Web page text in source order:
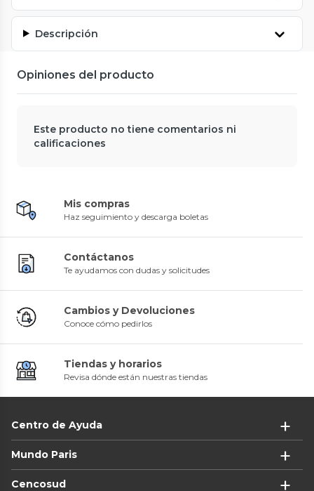
Descripción
Opiniones del producto
Este producto no tiene comentarios ni
calificaciones
Mis compras
Haz seguimiento y descarga boletas
Contáctanos
Te ayudamos con dudas y solicitudes
Cambios y Devoluciones
Conoce cómo pedirlos
Tiendas y horarios
Revisa dónde están nuestras tiendas
Centro de Ayuda
Mundo Paris
Cencosud